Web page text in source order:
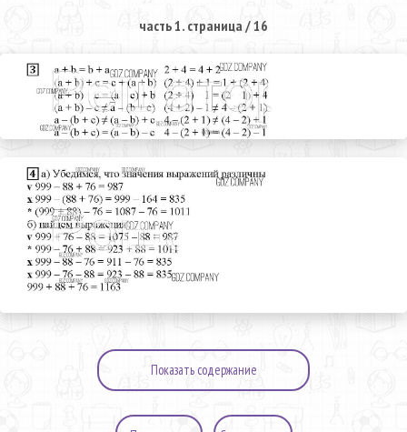
часть 1. страница / 16
Показать содержание